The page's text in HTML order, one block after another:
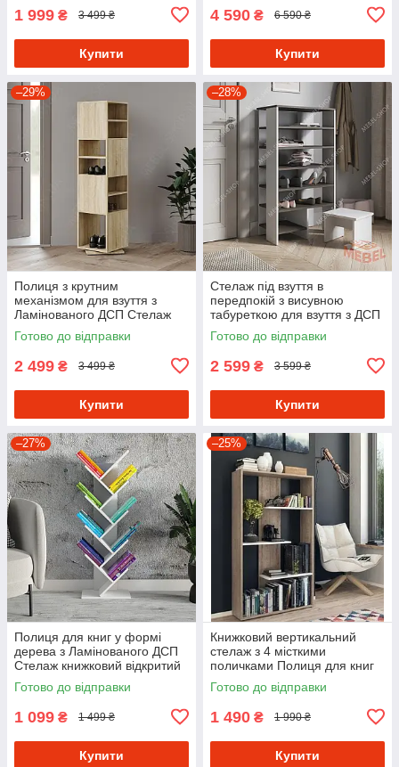
1 999 ₴ 3 499 ₴
Купити
4 590 ₴ 6 590 ₴
Купити
–29%
Полиця з крутним
механізмом для взуття з
Ламінованого ДСП Стелаж
обертовий в передпокій
Готово до відправки
2 499 ₴ 3 499 ₴
Купити
–28%
Стелаж під взуття в
передпокій з висувною
табуреткою для взуття з ДСП
Взуттєва полиця з 6
осередками 60 см шириною
Готово до відправки
2 599 ₴ 3 599 ₴
Купити
–27%
Полиця для книг у формі
дерева з Ламінованого ДСП
Стелаж книжковий відкритий
шириною 40 см
Готово до відправки
1 099 ₴ 1 499 ₴
Купити
–25%
Книжковий вертикальний
стелаж з 4 місткими
поличками Полиця для книг
та декоративних елементів з
ДСП
Готово до відправки
1 490 ₴ 1 990 ₴
Купити